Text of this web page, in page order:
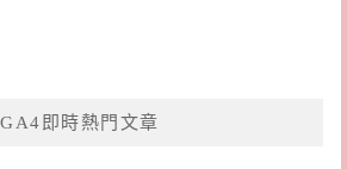
GA4即時熱門文章